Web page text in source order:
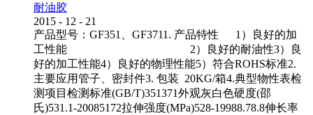
耐油胶
2015 - 12 - 21
产品型号：GF351、GF3711. 产品特性 1）良好的加
工性能 2）良好的耐油性3）良
好的加工性能4）良好的物理性能5）符合ROHS标准2.
主要应用管子、密封件3. 包装 20KG/箱4.典型物性表检
测项目检测标准(GB/T)351371外观灰白色硬度(邵
氏)531.1-20085172拉伸强度(MPa)528-19988.78.8伸长率